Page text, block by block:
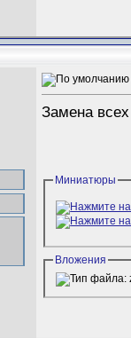
Замена
Миниатюры
Вложения